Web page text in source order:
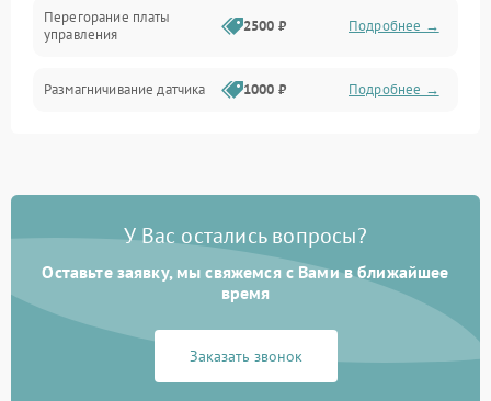
Перегорание платы
управления
2500 ₽ Подробнее →
Размагничивание датчика 1000 ₽ Подробнее →
цветов дисплея
Подробнее →
коркое время
1000 ₽ Подробнее →
1500 ₽ Подробнее →
У Вас остались вопросы?
Оставьте заявку, мы свяжемся с Вами в ближайшее
время
Заказать звонок